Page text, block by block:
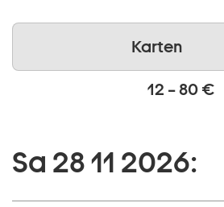
Karten
12 – 80 €
Sa 28 11 2026: